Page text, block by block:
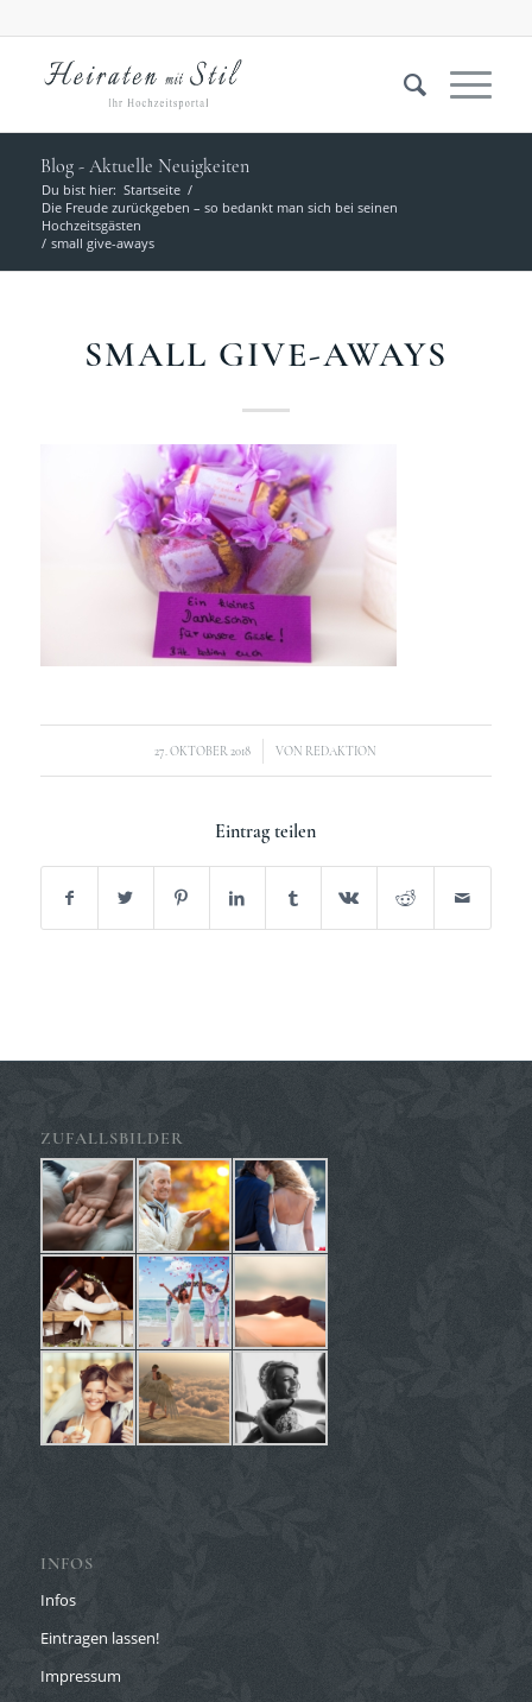
Blog - Aktuelle Neuigkeiten
Du bist hier: Startseite /
Die Freude zurückgeben – so bedankt man sich bei seinen
Hochzeitsgästen
/ small give-aways
SMALL GIVE-AWAYS
27. OKTOBER 2018
/ VON REDAKTION
Eintrag teilen
ZUFALLSBILDER
INFOS
Infos
Eintragen lassen!
Impressum